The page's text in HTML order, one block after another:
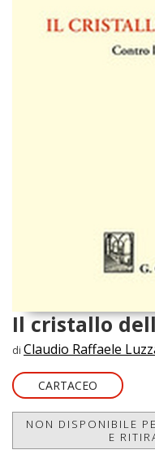
Il cristallo
di Claudio Raffaele
CARTACEO
NON DISPONIBILE
E